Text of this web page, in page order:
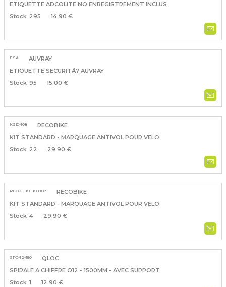
ETIQUETTE ADCOLITE NO ENREGISTREMENT INCLUS
295
14.90 €
ESA
AUVRAY
ETIQUETTE SECURITÃ? AUVRAY
95
15.00 €
KSD-108
RECOBIKE
KIT STANDARD - MARQUAGE ANTIVOL POUR VELO
22
29.90 €
RECOBIKE.KIT108
RECOBIKE
KIT STANDARD - MARQUAGE ANTIVOL POUR VELO
4
29.90 €
SPC-12-150
QLOC
SPIRALE A CHIFFRE O12 - 1500MM - AVEC SUPPORT
1
12.90 €